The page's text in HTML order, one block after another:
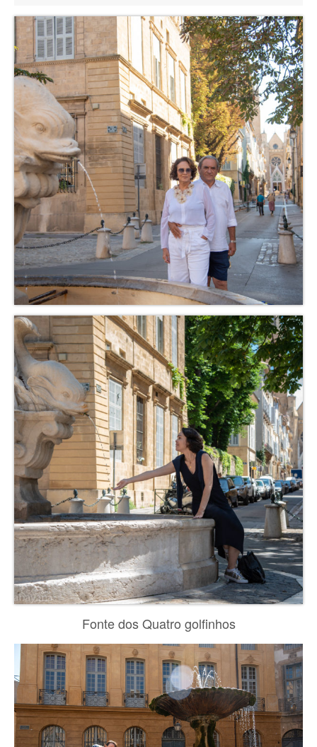
Fonte dos Quatro golfinhos